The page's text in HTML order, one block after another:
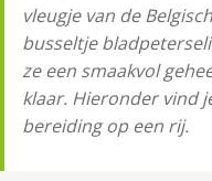
vleugje van de
busseltje
ze een smaakvol
klaar. Hieronder vind
bereiding op een rij.